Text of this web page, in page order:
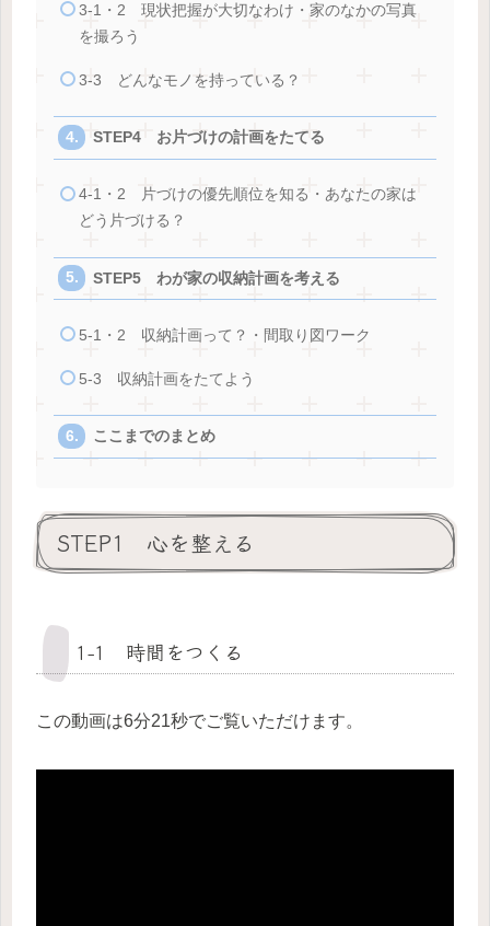
3-1・2 現状把握が大切なわけ・家のなかの写真
を撮ろう
3-3 どんなモノを持っている？
STEP4 お片づけの計画をたてる
4-1・2 片づけの優先順位を知る・あなたの家は
どう片づける？
STEP5 わが家の収納計画を考える
5-1・2 収納計画って？・間取り図ワーク
5-3 収納計画をたてよう
ここまでのまとめ
STEP1 心を整える
1−1 時間をつくる
この動画は6分21秒でご覧いただけます。